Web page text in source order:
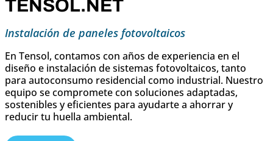
TENSOL.NET
Instalación de paneles fotovoltaicos
En Tensol, contamos con años de experiencia en el
diseño e instalación de sistemas fotovoltaicos, tanto
para autoconsumo residencial como industrial. Nuestro
equipo se compromete con soluciones adaptadas,
sostenibles y eficientes para ayudarte a ahorrar y
reducir tu huella ambiental.